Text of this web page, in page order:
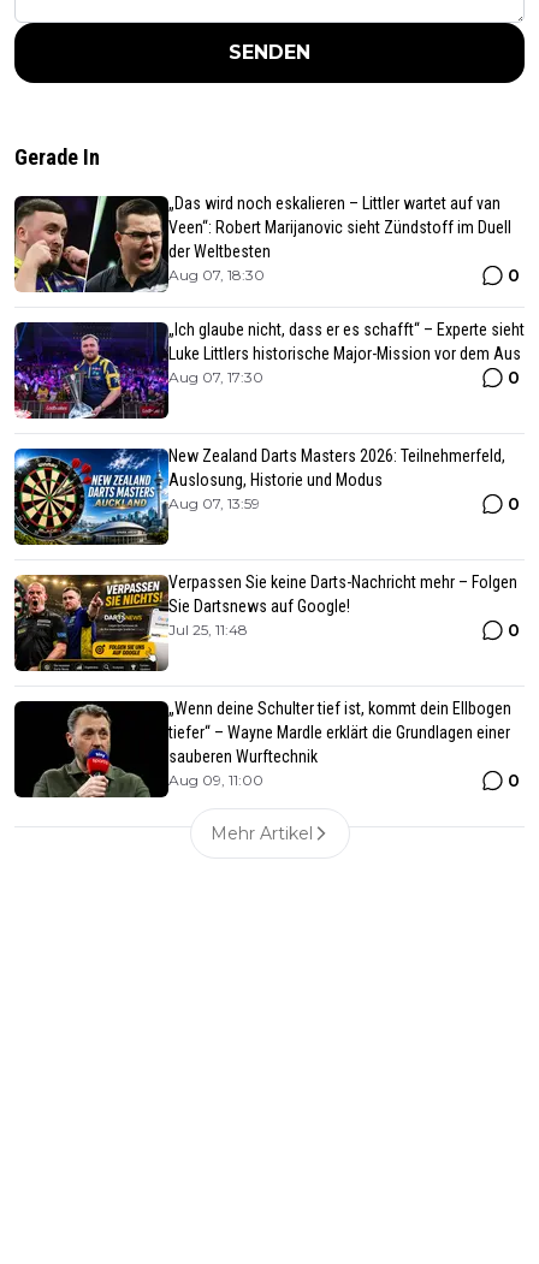
SENDEN
Gerade In
„Das wird noch eskalieren – Littler wartet auf van
Veen“: Robert Marijanovic sieht Zündstoff im Duell
der Weltbesten
Aug 07, 18:30 0
„Ich glaube nicht, dass er es schafft“ – Experte sieht
Luke Littlers historische Major-Mission vor dem Aus
Aug 07, 17:30 0
New Zealand Darts Masters 2026: Teilnehmerfeld,
Auslosung, Historie und Modus
Aug 07, 13:59 0
Verpassen Sie keine Darts-Nachricht mehr – Folgen
Sie Dartsnews auf Google!
Jul 25, 11:48 0
„Wenn deine Schulter tief ist, kommt dein Ellbogen
tiefer“ – Wayne Mardle erklärt die Grundlagen einer
sauberen Wurftechnik
Aug 09, 11:00 0
Mehr Artikel